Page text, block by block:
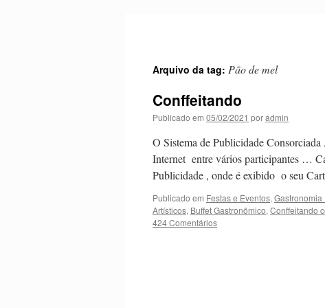
Arquivo da tag: Pão de mel
Conffeitando
Publicado em 05/02/2021 poradmin
O Sistema de Publicidade
Internet entre vários participantes …
Publicidade , onde é exibido o seu
Publicado em Festas e Eventos, Gastronomia
Artísticos, Buffet Gastronômico, Conffeitando
424 Comentários